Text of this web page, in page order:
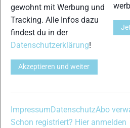
21
gewohnt mit Werbung und
Tracking. Alle Infos dazu
findest du in der
Datenschutzerklärung!
Akzeptieren und weiter
Impressum DatenschutzAbo
Schon registriert? Hier anmelden